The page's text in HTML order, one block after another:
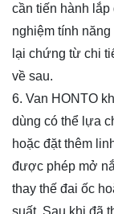
cần tiến hành
nghiệm tính
lại chứng từ chi
về sau.
6. Van HONTO
dùng có thể lựa
hoặc đặt thêm
được phép mở
thay thế đai ốc
suất. Sau khi đã